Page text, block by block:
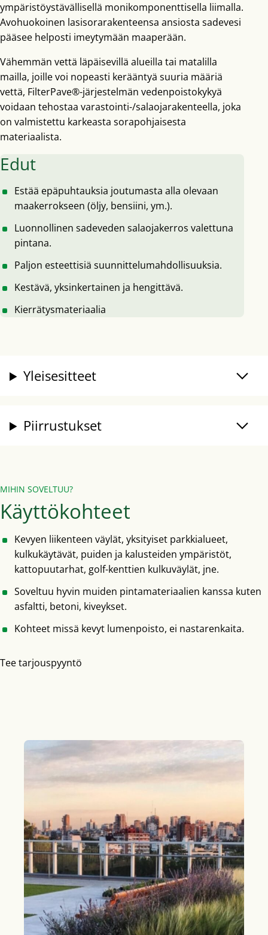
ympäristöystävällisellä monikomponenttisella liimalla.
Avohuokoinen lasisorarakenteensa ansiosta sadevesi
pääsee helposti imeytymään maaperään.
Vähemmän vettä läpäisevillä alueilla tai matalilla
mailla, joille voi nopeasti kerääntyä suuria määriä
vettä, FilterPave®-järjestelmän vedenpoistokykyä
voidaan tehostaa varastointi-/salaojarakenteella, joka
on valmistettu karkeasta sorapohjaisesta
materiaalista.
Edut
Estää epäpuhtauksia joutumasta alla olevaan
maakerrokseen (öljy, bensiini, ym.).
Luonnollinen sadeveden salaojakerros valettuna
pintana.
Paljon esteettisiä suunnittelumahdollisuuksia.
Kestävä, yksinkertainen ja hengittävä.
Kierrätysmateriaalia
Yleisesitteet
Piirrustukset
MIHIN SOVELTUU?
Käyttökohteet
Kevyen liikenteen väylät, yksityiset parkkialueet,
kulkukäytävät, puiden ja kalusteiden ympäristöt,
kattopuutarhat, golf-kenttien kulkuväylät, jne.
Soveltuu hyvin muiden pintamateriaalien kanssa kuten
asfaltti, betoni, kiveykset.
Kohteet missä kevyt lumenpoisto, ei nastarenkaita.
Tee tarjouspyyntö